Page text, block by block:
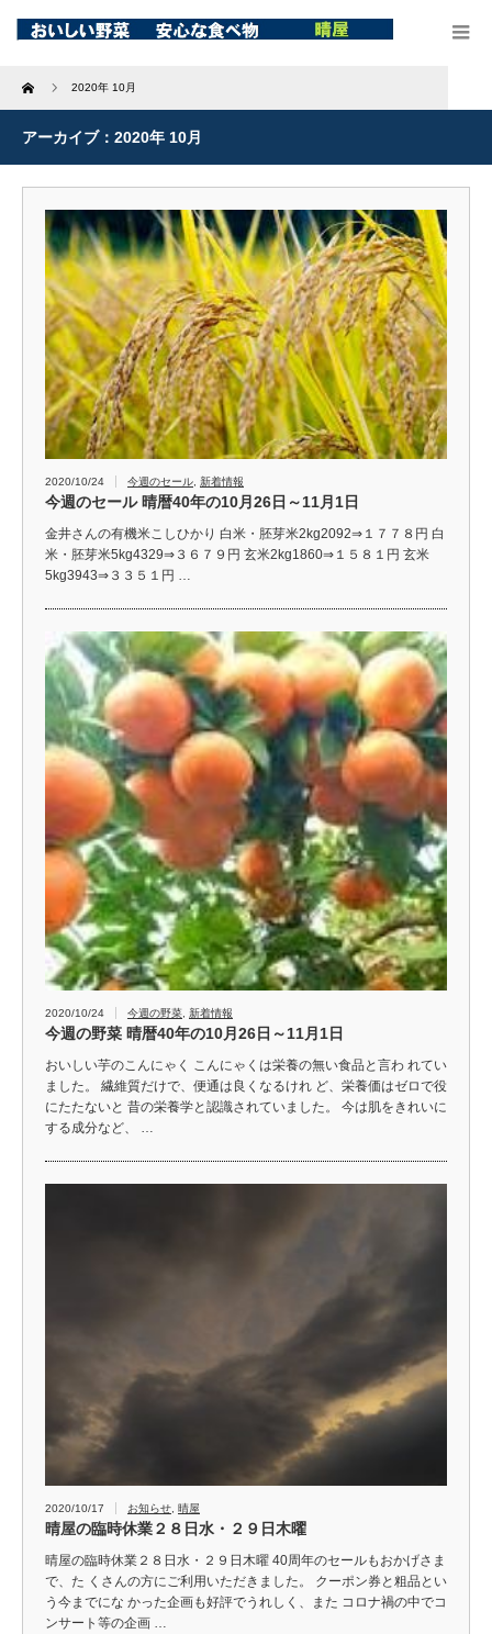
Home 2020年 10月
アーカイブ：2020年 10月
2020/10/24 今週のセール, 新着情報
今週のセール 晴暦40年の10月26日～11月1日
金井さんの有機米こしひかり 白米・胚芽米2kg2092⇒１７７８円 白
米・胚芽米5kg4329⇒３６７９円 玄米2kg1860⇒１５８１円 玄米
5kg3943⇒３３５１円 …
2020/10/24 今週の野菜 新着情報
今週の野菜 晴暦40年の10月26日～11月1日
おいしい芋のこんにゃく こんにゃくは栄養の無い食品と言わ れてい
ました。 繊維質だけで、便通は良くなるけれ ど、栄養価はゼロで役
にたたないと 昔の栄養学と認識されていました。 今は肌をきれいに
する成分など、 …
2020/10/17 お知らせ 晴屋
晴屋の臨時休業２８日水・２９日木曜
晴屋の臨時休業２８日水・２９日木曜 40周年のセールもおかげさま
で、た くさんの方にご利用いただきました。 クーポン券と粗品とい
う今までにな かった企画も好評でうれしく、また コロナ禍の中でコ
ンサート等の企画 …